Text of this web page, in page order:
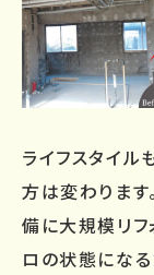
ライフスタイル
方は変わります
備に大規模リフ
ロの状態にな